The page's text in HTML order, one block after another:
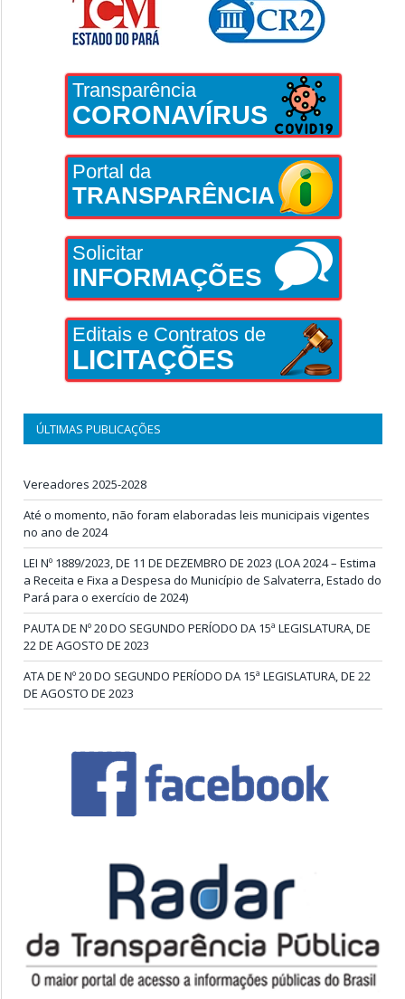
Transparência
CORONAVÍRUS
Portal da
TRANSPARÊNCIA
Solicitar
INFORMAÇÕES
Editais e Contratos de
LICITAÇÕES
ÚLTIMAS PUBLICAÇÕES
Vereadores 2025-2028
Até o momento, não foram elaboradas leis municipais vigentes
no ano de 2024
LEI Nº 1889/2023, DE 11 DE DEZEMBRO DE 2023 (LOA 2024 – Estima
a Receita e Fixa a Despesa do Município de Salvaterra, Estado do
Pará para o exercício de 2024)
PAUTA DE Nº 20 DO SEGUNDO PERÍODO DA 15ª LEGISLATURA, DE
22 DE AGOSTO DE 2023
ATA DE Nº 20 DO SEGUNDO PERÍODO DA 15ª LEGISLATURA, DE 22
DE AGOSTO DE 2023